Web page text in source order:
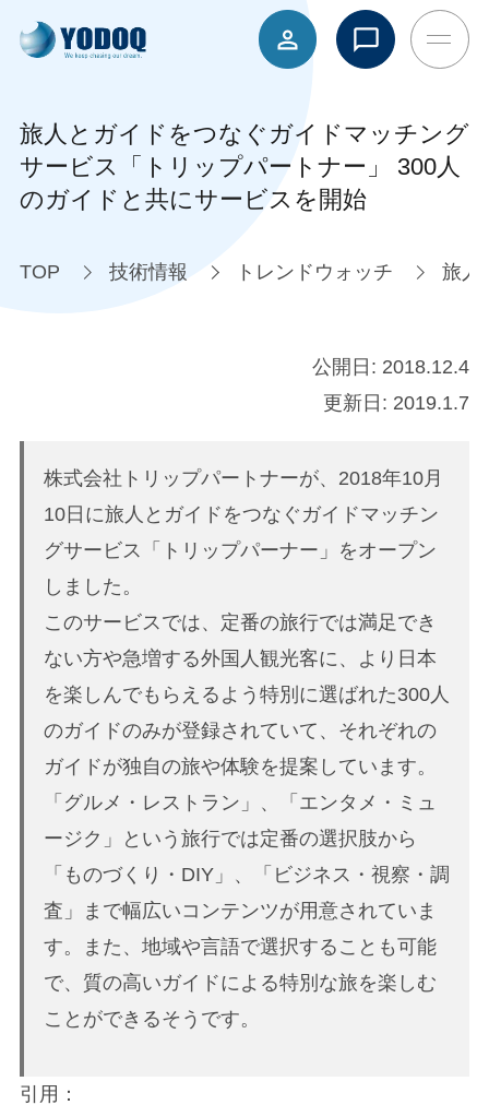
旅人とガイドをつなぐガイドマッチング
サービス「トリップパートナー」 300人
のガイドと共にサービスを開始
TOP 技術情報 トレンドウォッチ 旅人
公開日: 2018.12.4
更新日: 2019.1.7
株式会社トリップパートナーが、2018年10月
10日に旅人とガイドをつなぐガイドマッチン
グサービス「トリップパーナー」をオープン
しました。
このサービスでは、定番の旅行では満足でき
ない方や急増する外国人観光客に、より日本
を楽しんでもらえるよう特別に選ばれた300人
のガイドのみが登録されていて、それぞれの
ガイドが独自の旅や体験を提案しています。
「グルメ・レストラン」、「エンタメ・ミュ
ージク」という旅行では定番の選択肢から
「ものづくり・DIY」、「ビジネス・視察・調
査」まで幅広いコンテンツが用意されていま
す。また、地域や言語で選択することも可能
で、質の高いガイドによる特別な旅を楽しむ
ことができるそうです。
引用：